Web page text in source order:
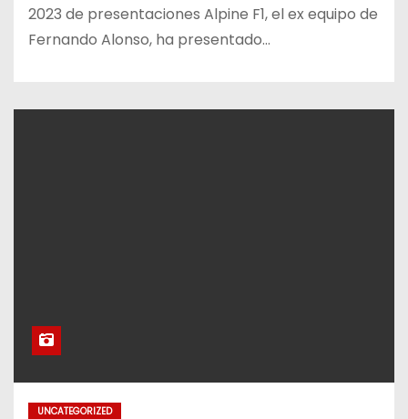
2023 de presentaciones Alpine F1, el ex equipo de
Fernando Alonso, ha presentado…
UNCATEGORIZED